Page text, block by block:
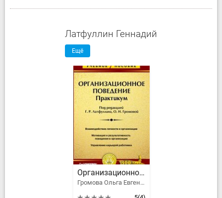
Латфуллин Геннадий
Ещё
Организационное поведение: Практикум
Громова Ольга Евгеньевна, Латфуллин Геннадий